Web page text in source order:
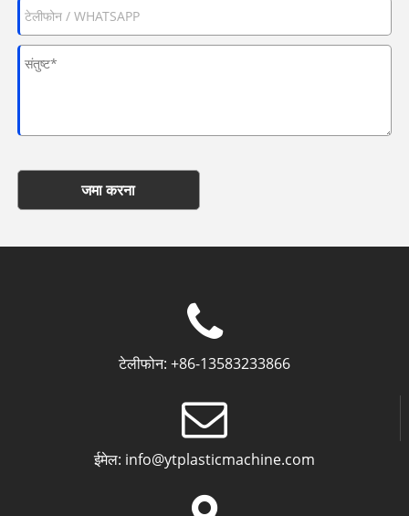
जमा करना
टेलीफोन: +86-13583233866
ईमेल: info@ytplasticmachine.com